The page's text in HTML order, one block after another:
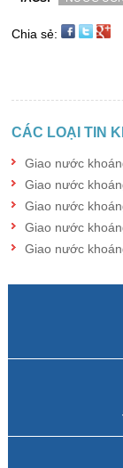
Chia sẻ:
CÁC LOẠI TIN
Giao nước
Giao nước
Giao nước
Giao nước
Giao nước